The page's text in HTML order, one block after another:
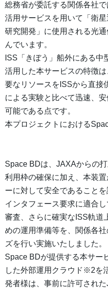
総務省が委託する関係各社
活用サービスを用いて「衛
研究開発」に使用される光
んでいます。
ISS「きぼう」船外にある
活用した本サービスの特徴
要なリソースをISSから直接
による実験と比べて迅速、
可能である点です。
本プロジェクトにおける
Space BDは、JAXAからの
利用枠の確保に加え、本装
ーに対して安全であること
インタフェース要求に適合
審査、さらに確実なISS軌道
めの運用準備等を、関係各
ズを行い実施いたしました。
Space BDが提供する本サー
した外部運用クラウド※2を
発者様は、事前に許可され